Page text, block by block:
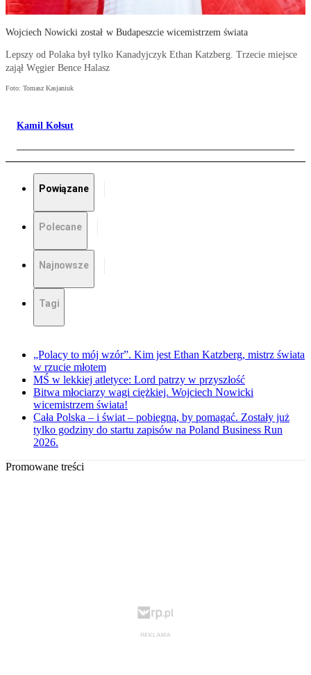
Wojciech Nowicki został w Budapeszcie wicemistrzem świata
Lepszy od Polaka był tylko Kanadyjczyk Ethan Katzberg. Trzecie miejsce
zajął Węgier Bence Halasz
Foto: Tomasz Kasjaniuk
Kamil Kołsut
Powiązane
Polecane
Najnowsze
Tagi
„Polacy to mój wzór”. Kim jest Ethan Katzberg, mistrz świata
w rzucie młotem
MŚ w lekkiej atletyce: Lord patrzy w przyszłość
Bitwa młociarzy wagi ciężkiej. Wojciech Nowicki
wicemistrzem świata!
Cała Polska – i świat – pobiegną, by pomagać. Zostały już
tylko godziny do startu zapisów na Poland Business Run
2026.
Promowane treści